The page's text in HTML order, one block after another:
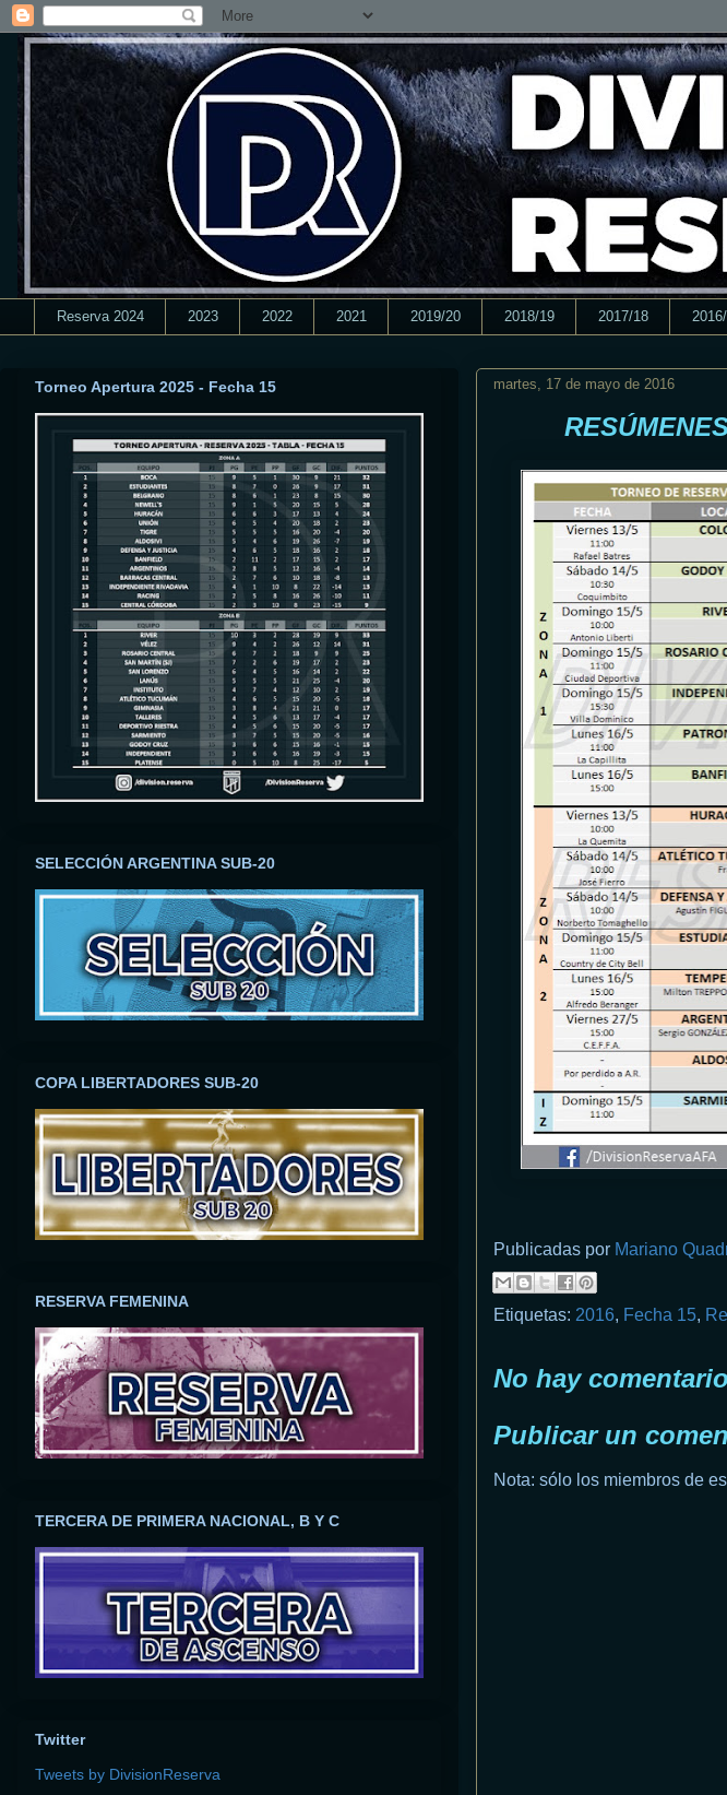
Reserva 2024 2023 2022 2021 2019/20 2018/19 2017/18
martes, 17 de mayo de 2016
Publicadas por Mariano
Etiquetas: 2016, Fecha 15,
No hay
Publicar un
Nota: sólo los miembros de
Torneo Apertura 2025 - Fecha 15
SELECCIÓN ARGENTINA SUB-20
COPA LIBERTADORES SUB-20
RESERVA FEMENINA
TERCERA DE PRIMERA NACIONAL, B Y C
Twitter
Tweets by DivisionReserva